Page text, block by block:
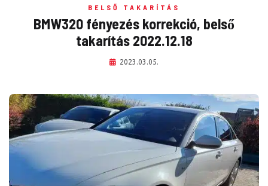
BELSŐ TAKARÍTÁS
BMW320 fényezés korrekció, belső
takarítás 2022.12.18
2023.03.05.